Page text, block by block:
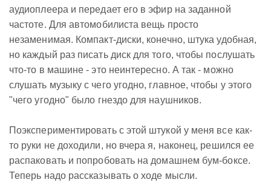
аудиоплеера и передает его в эфир на заданной
частоте. Для автомобилиста вещь просто
незаменимая. Компакт-диски, конечно, штука удобная,
но каждый раз писать диск для того, чтобы послушать
что-то в машине - это неинтересно. А так - можно
слушать музыку с чего угодно, главное, чтобы у этого
"чего угодно" было гнездо для наушников.
Поэкспериментировать с этой штукой у меня все как-
то руки не доходили, но вчера я, наконец, решился ее
распаковать и попробовать на домашнем бум-боксе.
Теперь надо рассказывать о ходе мысли.